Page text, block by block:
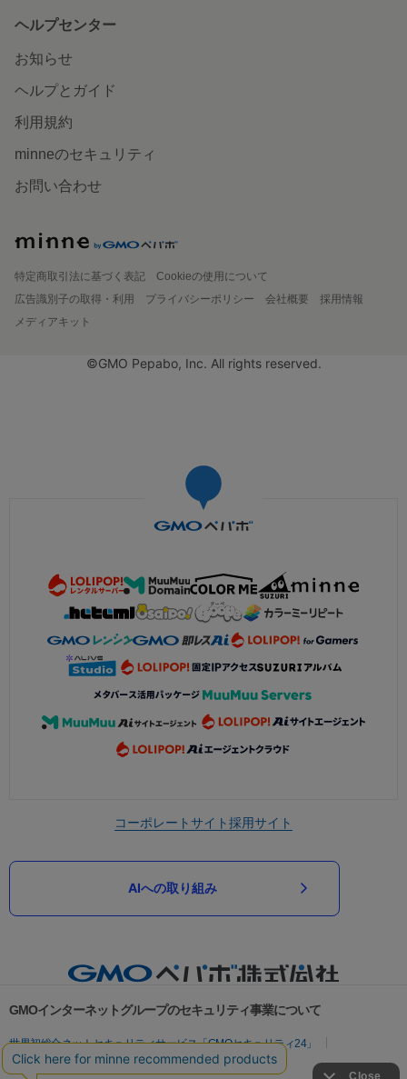
ヘルプセンター
お知らせ
ヘルプとガイド
利用規約
minneのセキュリティ
お問い合わせ
特定商取引法に基づく表記
Cookieの使用について
広告識別子の取得・利用
プライバシーポリシー 会社概要
採用情報
メディアキット
©GMO Pepabo, Inc. All rights reserved.
コーポレートサイト採用サイト
AIへの取り組み
GMOインターネットグループのセキュリティ事業について
世界初総合ネットセキュリティサービス「GMOセキュリティ24」
パスワード漏洩診断
Webサイトリスク診断